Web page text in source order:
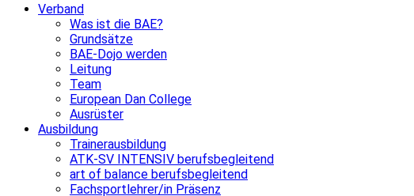
Verband
Was ist die BAE?
Grundsätze
BAE-Dojo werden
Leitung
Team
European Dan College
Ausrüster
Ausbildung
Trainerausbildung
ATK-SV INTENSIV berufsbegleitend
art of balance berufsbegleitend
Fachsportlehrer/in Präsenz